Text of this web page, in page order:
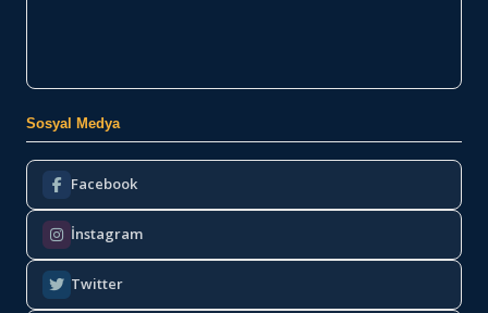
Sosyal Medya
Facebook
İnstagram
Twitter